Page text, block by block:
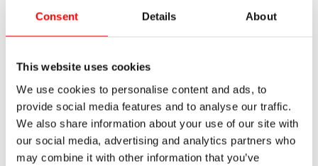
Consent Details About
This website uses cookies
We use cookies to personalise content and ads, to
provide social media features and to analyse our traffic.
We also share information about your use of our site with
our social media, advertising and analytics partners who
may combine it with other information that you’ve
¿Para qué sirve la logística de aprovisionamiento?
20/04/2026
Categorías
Almacenaje